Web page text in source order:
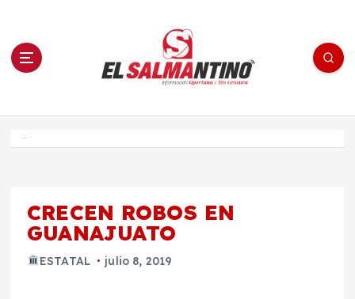
n El Salmantino - medios/noticias/editorial
CRECEN ROBOS EN
GUANAJUATO
ESTATAL julio 8, 2019